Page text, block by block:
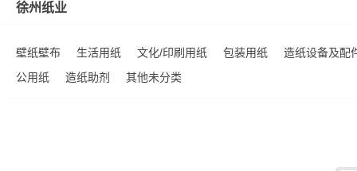
徐州纸业
壁纸壁布 生活用纸 文化/印刷用纸 包装用纸
造纸设备及配
公用纸
造纸助剂 其他未分类